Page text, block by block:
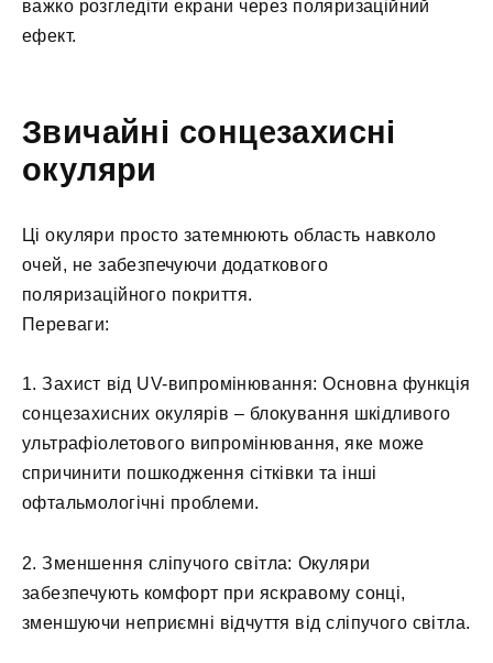
важко розгледіти екрани через поляризаційний
ефект.
Звичайні сонцезахисні
окуляри
Ці окуляри просто затемнюють область навколо
очей, не забезпечуючи додаткового
поляризаційного покриття.
Переваги:
1. Захист від UV-випромінювання: Основна функція
сонцезахисних окулярів – блокування шкідливого
ультрафіолетового випромінювання, яке може
спричинити пошкодження сітківки та інші
офтальмологічні проблеми.
2. Зменшення сліпучого світла: Окуляри
забезпечують комфорт при яскравому сонці,
зменшуючи неприємні відчуття від сліпучого світла.